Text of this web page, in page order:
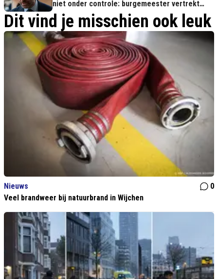
niet onder controle: burgemeester vertrekt
alsnog
Dit vind je misschien ook leuk
Nieuws
0
Veel brandweer bij natuurbrand in Wijchen